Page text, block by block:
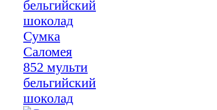
Сумка
Саломея
852 мульти
бельгийский
шоколад